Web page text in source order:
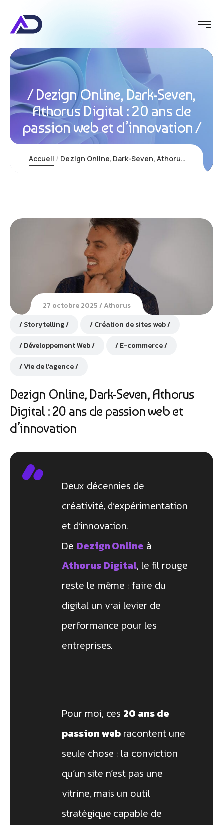
Dezign Online, Dark-Seven,
Athorus Digital : 20 ans de
passion web et d’innovation
Accueil Dezign Online, Dark-Seven, Athorus Digital : 20 ans de passion web et d’innovation
27 octobre 2025
Athorus
Storytelling
Création de sites web
Développement Web
E-commerce
Vie de l’agence
Dezign Online, Dark-Seven, Athorus
Digital : 20 ans de passion web et
d’innovation
Deux décennies de
créativité, d’expérimentation
et d’innovation.
De Dezign Online à
Athorus Digital, le fil rouge
reste le même : faire du
digital un vrai levier de
performance pour les
entreprises.
Pour moi, ces 20 ans de
passion web racontent une
seule chose : la conviction
qu’un site n’est pas une
vitrine, mais un outil
stratégique capable de